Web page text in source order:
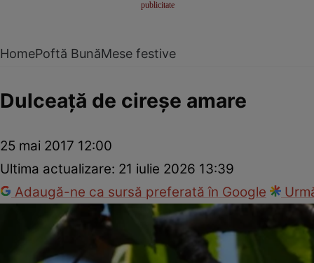
HomePoftă BunăMese festive
Dulceaţă de cireşe amare
25 mai 2017 12:00
Ultima actualizare: 21 iulie 2026 13:39
Adaugă-ne ca sursă preferată în Google